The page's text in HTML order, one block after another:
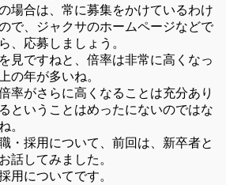
場合は、常に募集をかけているわけ
で、ジャクサのホームページなどで
、応募しましょう。
見ですねと、倍率は非常に高くなっ
の年が多いね。
率がさらに高くなることは充分あり
ということはめったにないのではな
。
・採用について、前回は、新卒者と
話してみました。
用についてです。